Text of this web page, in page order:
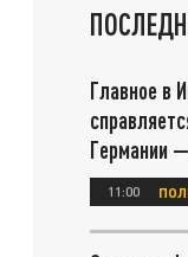
Главное в
Германии
11:00